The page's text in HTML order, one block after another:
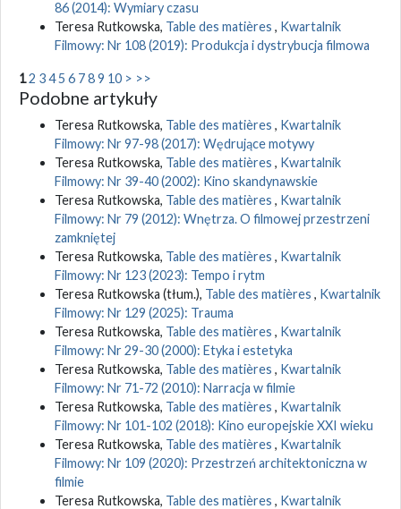
86 (2014): Wymiary czasu
Teresa Rutkowska, Table des matières , Kwartalnik
Filmowy: Nr 108 (2019): Produkcja i dystrybucja filmowa
12 345 6 789 10 > >>
Podobne artykuły
Teresa Rutkowska, Table des matières , Kwartalnik
Filmowy: Nr 97-98 (2017): Wędrujące motywy
Teresa Rutkowska, Table des matières , Kwartalnik
Filmowy: Nr 39-40 (2002): Kino skandynawskie
Teresa Rutkowska, Table des matières , Kwartalnik
Filmowy: Nr 79 (2012): Wnętrza. O filmowej przestrzeni
zamkniętej
Teresa Rutkowska, Table des matières , Kwartalnik
Filmowy: Nr 123 (2023): Tempo i rytm
Teresa Rutkowska (tłum.), Table des matières , Kwartalnik
Filmowy: Nr 129 (2025): Trauma
Teresa Rutkowska, Table des matières , Kwartalnik
Filmowy: Nr 29-30 (2000): Etyka i estetyka
Teresa Rutkowska, Table des matières , Kwartalnik
Filmowy: Nr 71-72 (2010): Narracja w filmie
Teresa Rutkowska, Table des matières , Kwartalnik
Filmowy: Nr 101-102 (2018): Kino europejskie XXI wieku
Teresa Rutkowska, Table des matières , Kwartalnik
Filmowy: Nr 109 (2020): Przestrzeń architektoniczna w
filmie
Teresa Rutkowska, Table des matières , Kwartalnik